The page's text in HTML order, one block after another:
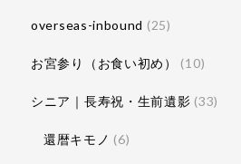
overseas-inbound (25)
お宮参り（お食い初め） (10)
シニア｜長寿祝・生前遺影 (33)
還暦キモノ (6)